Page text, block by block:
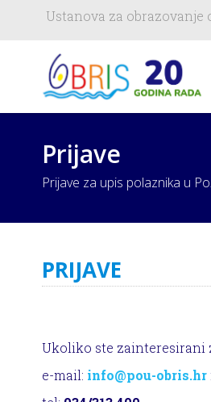
Ustanova za obrazovanje
Prijave
Prijave za upis polaznika u
PRIJAVE
Ukoliko ste zainteresirani
e-mail: info@pou-obris.hr